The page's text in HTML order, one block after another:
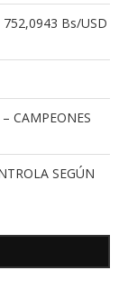
Bs/USD
CAMPEONES
SEGÚN